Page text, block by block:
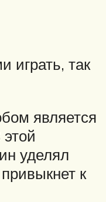
играть, так
является
уделял
к